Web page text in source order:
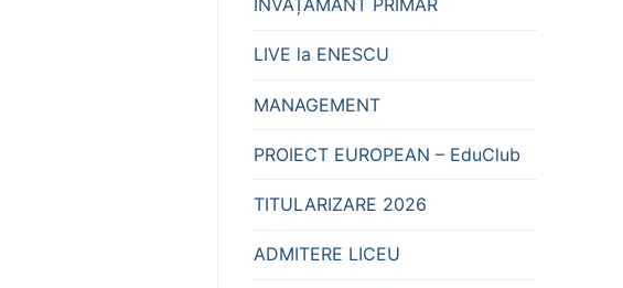
ÎNVĂȚĂMÂNT PRIMAR
LIVE la ENESCU
MANAGEMENT
PROIECT EUROPEAN – EduClub
TITULARIZARE 2026
ADMITERE LICEU